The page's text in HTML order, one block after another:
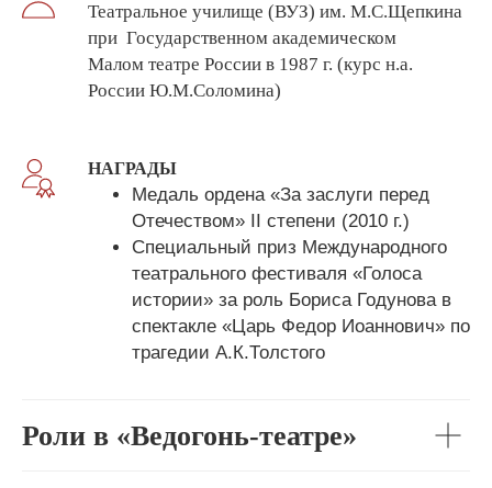
Театральное училище (ВУЗ) им. М.С.Щепкина
при Государственном академическом
Малом театре России в 1987 г. (курс н.а.
России Ю.М.Соломина)
НАГРАДЫ
Медаль ордена «За заслуги перед
Отечеством» II степени (2010 г.)
Специальный приз Международного
театрального фестиваля «Голоса
истории» за роль Бориса Годунова в
спектакле «Царь Федор Иоаннович» по
трагедии А.К.Толстого
Роли в «Ведогонь-театре»